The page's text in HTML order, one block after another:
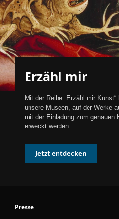
Erzähl mir
Mit der Reihe „Erzähl mir
unsere Museen, auf der Werke
mit der Einladung zum genauen
erweckt werden.
Jetzt entdecken
Presse